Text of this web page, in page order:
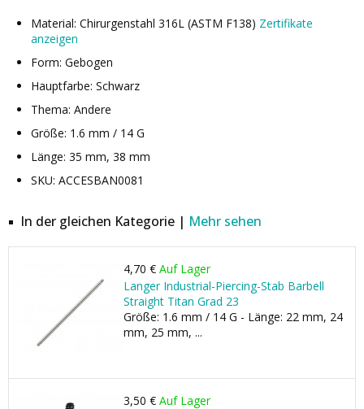
Material: Chirurgenstahl 316L (ASTM F138) Zertifikate
anzeigen
Form: Gebogen
Hauptfarbe: Schwarz
Thema: Andere
Größe: 1.6 mm / 14 G
Länge: 35 mm, 38 mm
SKU: ACCESBAN0081
In der gleichen Kategorie | Mehr sehen
4,70 € Auf Lager
Langer Industrial-Piercing-Stab Barbell
Straight Titan Grad 23
Größe: 1.6 mm / 14 G - Länge: 22 mm, 24
mm, 25 mm, ...
3,50 € Auf Lager